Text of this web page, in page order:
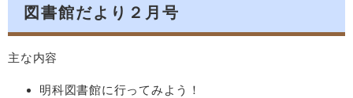
図書館だより２月号
主な内容
明科図書館に行ってみよう！